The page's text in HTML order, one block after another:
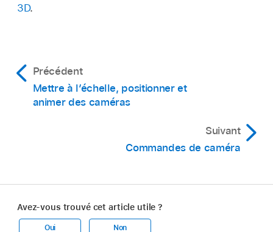
Lorsqu’un objet est isolé, une caméra
temporaire est créée et apparaît dans le
menu local Caméra. La caméra porte le
3D.
Précédent
Mettre à l’échelle, positionner et
animer des caméras
Suivant
Commandes de caméra
Avez-vous trouvé cet article utile ?
Oui Non